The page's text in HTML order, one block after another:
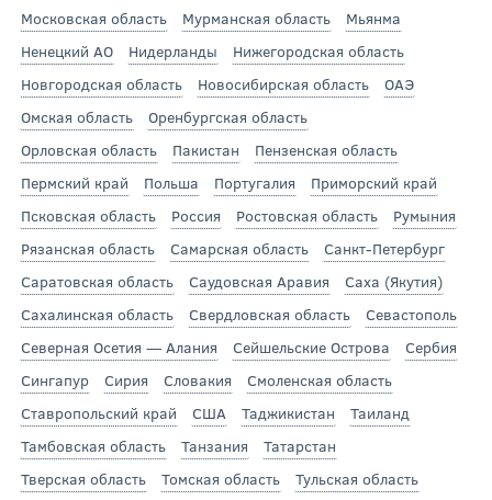
Московская область
Мурманская область
Мьянма
Ненецкий АО
Нидерланды
Нижегородская область
Новгородская область
Новосибирская область
ОАЭ
Омская область
Оренбургская область
Орловская область
Пакистан
Пензенская область
Пермский край
Польша Португалия
Приморский край
Псковская область
Россия Ростовская область
Румыния
Рязанская область
Самарская область
Санкт-Петербург
Саратовская область
Саудовская Аравия
Саха (Якутия)
Сахалинская область
Свердловская область
Севастополь
Северная Осетия — Алания
Сейшельские Острова
Сербия
Сингапур
Сирия Словакия
Смоленская область
Ставропольский край
США Таджикистан
Таиланд
Тамбовская область
Танзания
Татарстан
Тверская область
Томская область
Тульская область